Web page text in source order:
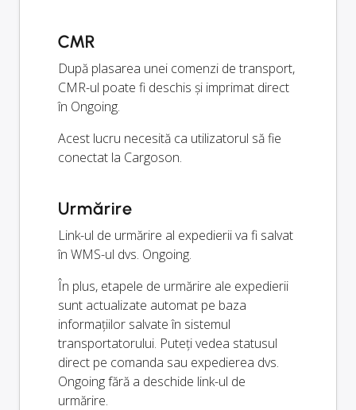
CMR
După plasarea unei comenzi de transport,
CMR-ul poate fi deschis și imprimat direct
în Ongoing.
Acest lucru necesită ca utilizatorul să fie
conectat la Cargoson.
Urmărire
Link-ul de urmărire al expedierii va fi salvat
în WMS-ul dvs. Ongoing.
În plus, etapele de urmărire ale expedierii
sunt actualizate automat pe baza
informațiilor salvate în sistemul
transportatorului. Puteți vedea statusul
direct pe comanda sau expedierea dvs.
Ongoing fără a deschide link-ul de
urmărire.